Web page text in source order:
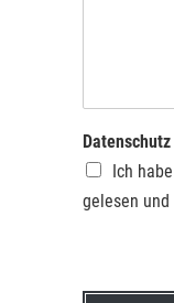
Datenschutz
Ich
gelesen